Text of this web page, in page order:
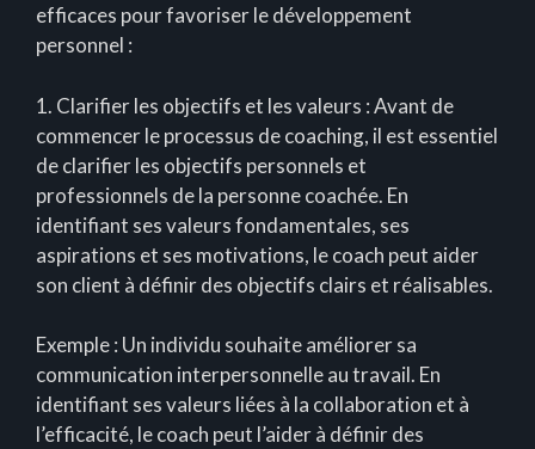
efficaces pour favoriser le développement
personnel :
1. Clarifier les objectifs et les valeurs : Avant de
commencer le processus de coaching, il est essentiel
de clarifier les objectifs personnels et
professionnels de la personne coachée. En
identifiant ses valeurs fondamentales, ses
aspirations et ses motivations, le coach peut aider
son client à définir des objectifs clairs et réalisables.
Exemple : Un individu souhaite améliorer sa
communication interpersonnelle au travail. En
identifiant ses valeurs liées à la collaboration et à
l’efficacité, le coach peut l’aider à définir des